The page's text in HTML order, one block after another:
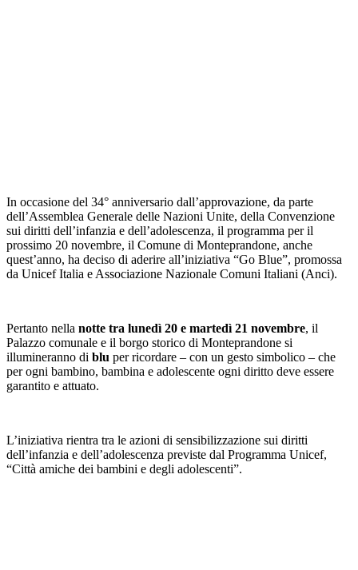
In occasione del 34° anniversario dall’approvazione, da parte
dell’Assemblea Generale delle Nazioni Unite, della Convenzione
sui diritti dell’infanzia e dell’adolescenza, il programma per il
prossimo 20 novembre, il Comune di Monteprandone, anche
quest’anno, ha deciso di aderire all’iniziativa “Go Blue”, promossa
da Unicef Italia e Associazione Nazionale Comuni Italiani (Anci).
Pertanto nella notte tra lunedì 20 e martedì 21 novembre, il
Palazzo comunale e il borgo storico di Monteprandone si
illumineranno di blu per ricordare – con un gesto simbolico – che
per ogni bambino, bambina e adolescente ogni diritto deve essere
garantito e attuato.
L’iniziativa rientra tra le azioni di sensibilizzazione sui diritti
dell’infanzia e dell’adolescenza previste dal Programma Unicef,
“Città amiche dei bambini e degli adolescenti”.